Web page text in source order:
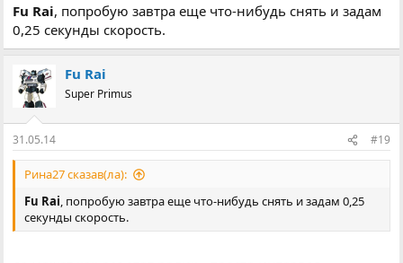
Fu Rai, попробую завтра еще что-нибудь снять и задам
0,25 секунды скорость.
Fu Rai
Super Primus
31.05.14 #19
Рина27 сказав(ла):
Fu Rai, попробую завтра еще что-нибудь снять и задам 0,25
секунды скорость.